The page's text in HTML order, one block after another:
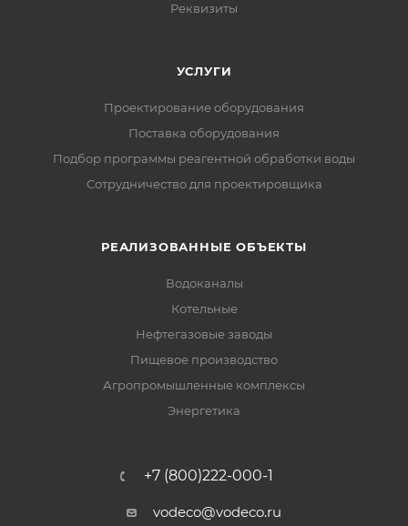
Реквизиты
УСЛУГИ
Проектирование оборудования
Поставка оборудования
Подбор программы реагентной обработки воды
Сотрудничество для проектировщика
РЕАЛИЗОВАННЫЕ ОБЪЕКТЫ
Водоканалы
Котельные
Нефтегазовые заводы
Пищевое производство
Агропромышленные комплексы
Энергетика
+7 (800)222-000-1
vodeco@vodeco.ru